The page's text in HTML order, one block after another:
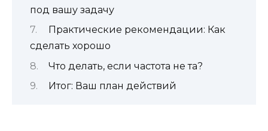
под вашу задачу
Практические рекомендации: Как
сделать хорошо
Что делать, если частота не та?
Итог: Ваш план действий